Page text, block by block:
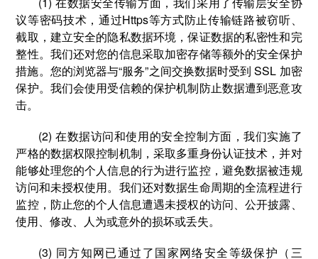
议等密码技术，通过Https等方式防止传输链路被窃听、
截取，建立安全的隐私数据环境，保证数据的私密性和完
整性。我们还对您的信息采取加密存储等额外的安全保护
措施。您的浏览器与“服务”之间交换数据时受到 SSL 加密
保护。我们会使用受信赖的保护机制防止数据遭到恶意攻
击。
(2) 在数据访问和使用的安全控制方面，我们实施了
严格的数据权限控制机制，采取多重身份认证技术，并对
能够处理您的个人信息的行为进行监控，避免数据被违规
访问和未授权使用。我们还对数据生命周期的全流程进行
监控，防止您的个人信息遭遇未授权的访问、公开披露、
使用、修改、人为或意外的损坏或丢失。
(3) 同方知网已通过了国家网络安全等级保护（三